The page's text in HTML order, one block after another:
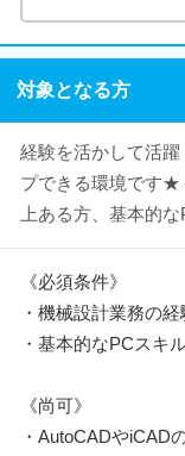
対象となる方
経験を活かして活
プできる環境です★
上ある方、基本的
《必須条件》
・機械設計業務の経
・基本的なPCスキ
《尚可》
・AutoCADやiCAD